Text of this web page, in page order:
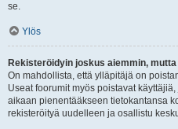
se.
Ylös
Rekisteröidyin joskus aiemmin,
On mahdollista, että ylläpitäjä on
Useat foorumit myös poistavat
aikaan pienentääkseen tietokantansa
rekisteröityä uudelleen ja osallistu